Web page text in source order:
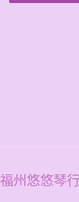
福州悠悠琴